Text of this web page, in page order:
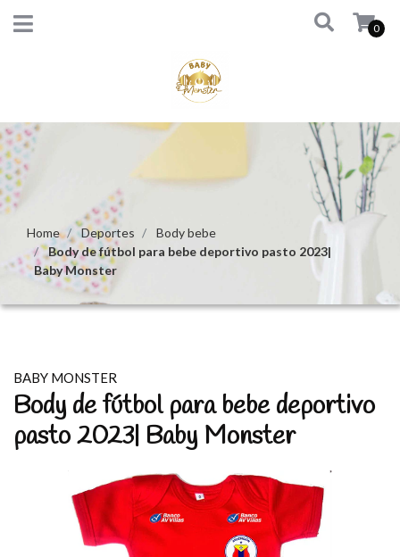
0
Home Deportes
Body bebe
Body de fútbol para bebe deportivo pasto 2023|
Baby Monster
BABY MONSTER
Body de fútbol para bebe deportivo
pasto 2023| Baby Monster